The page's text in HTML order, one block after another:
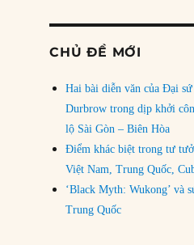
CHỦ ĐỀ MỚI
Hai bài diễn văn của Đại
Durbrow trong dịp khởi
lộ Sài Gòn – Biên Hòa
Điểm khác biệt trong tư
Việt Nam, Trung Quốc,
‘Black Myth: Wukong’ và
Trung Quốc